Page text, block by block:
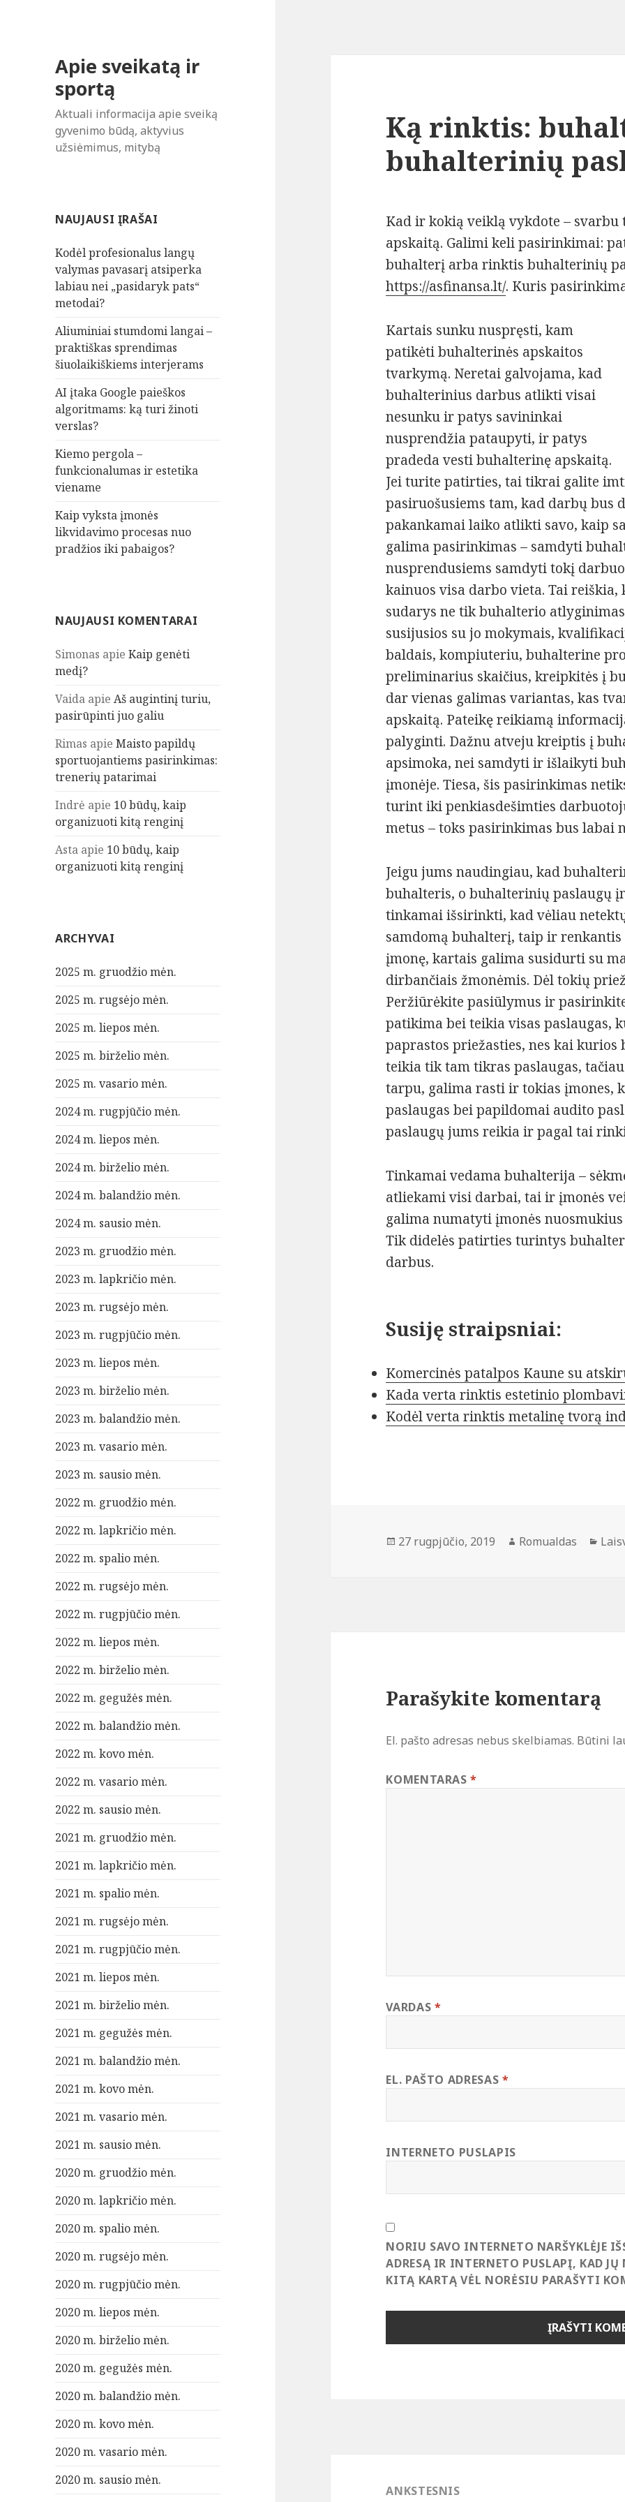
Apie sveikatą ir
sportą
Aktuali informacija apie sveiką
gyvenimo būdą, aktyvius
užsiėmimus, mitybą
NAUJAUSI ĮRAŠAI
Kodėl profesionalus langų
valymas pavasarį atsiperka
labiau nei „pasidaryk pats“
metodai?
Aliuminiai stumdomi langai –
praktiškas sprendimas
šiuolaikiškiems interjerams
AI įtaka Google paieškos
algoritmams: ką turi žinoti
verslas?
Kiemo pergola –
funkcionalumas ir estetika
viename
Kaip vyksta įmonės
likvidavimo procesas nuo
pradžios iki pabaigos?
NAUJAUSI KOMENTARAI
Simonas apieKaip genėti
medį?
Vaida apieAš augintinį turiu,
pasirūpinti juo galiu
Rimas apieMaisto papildų
sportuojantiems pasirinkimas:
trenerių patarimai
Indrė apie 10 būdų, kaip
organizuoti kitą renginį
Asta apie 10 būdų, kaip
organizuoti kitą renginį
ARCHYVAI
2025 m. gruodžio mėn.
2025 m. rugsėjo mėn.
2025 m. liepos mėn.
2025 m. birželio mėn.
2025 m. vasario mėn.
2024 m. rugpjūčio mėn.
2024 m. liepos mėn.
2024 m. birželio mėn.
2024 m. balandžio mėn.
2024 m. sausio mėn.
2023 m. gruodžio mėn.
2023 m. lapkričio mėn.
2023 m. rugsėjo mėn.
2023 m. rugpjūčio mėn.
2023 m. liepos mėn.
2023 m. birželio mėn.
2023 m. balandžio mėn.
2023 m. vasario mėn.
2023 m. sausio mėn.
2022 m. gruodžio mėn.
2022 m. lapkričio mėn.
2022 m. spalio mėn.
2022 m. rugsėjo mėn.
2022 m. rugpjūčio mėn.
2022 m. liepos mėn.
2022 m. birželio mėn.
2022 m. gegužės mėn.
2022 m. balandžio mėn.
2022 m. kovo mėn.
2022 m. vasario mėn.
2022 m. sausio mėn.
2021 m. gruodžio mėn.
2021 m. lapkričio mėn.
2021 m. spalio mėn.
2021 m. rugsėjo mėn.
2021 m. rugpjūčio mėn.
2021 m. liepos mėn.
2021 m. birželio mėn.
2021 m. gegužės mėn.
2021 m. balandžio mėn.
2021 m. kovo mėn.
2021 m. vasario mėn.
2021 m. sausio mėn.
2020 m. gruodžio mėn.
2020 m. lapkričio mėn.
2020 m. spalio mėn.
2020 m. rugsėjo mėn.
2020 m. rugpjūčio mėn.
2020 m. liepos mėn.
2020 m. birželio mėn.
2020 m. gegužės mėn.
2020 m. balandžio mėn.
2020 m. kovo mėn.
2020 m. vasario mėn.
2020 m. sausio mėn.
Ką rinktis:
buhalterinių
Kad ir kokią veiklą vykdote –
apskaitą. Galimi keli pasirinkimai:
buhalterį arba rinktis buhalterinių
https://asfinansa.lt/. Kuris
Kartais sunku nuspręsti, kam
patikėti buhalterinės apskaitos
tvarkymą. Neretai galvojama, kad
buhalterinius darbus atlikti visai
nesunku ir patys savininkai
nusprendžia pataupyti, ir patys
pradeda vesti buhalterinę apskaitą.
Jei turite patirties, tai tikrai galite
pasiruošusiems tam, kad darbų bus
pakankamai laiko atlikti savo, kaip
galima pasirinkimas – samdyti
nusprendusiems samdyti tokį
kainuos visa darbo vieta. Tai
sudarys ne tik buhalterio
susijusios su jo mokymais,
baldais, kompiuteriu, buhalterine
preliminarius skaičius, kreipkitės į
dar vienas galimas variantas, kas
apskaitą. Pateikę reikiamą
palyginti. Dažnu atveju kreiptis į
apsimoka, nei samdyti ir išlaikyti
įmonėje. Tiesa, šis pasirinkimas
turint iki penkiasdešimties
metus – toks pasirinkimas bus labai
Jeigu jums naudingiau, kad
buhalteris, o buhalterinių paslaugų
tinkamai išsirinkti, kad vėliau
samdomą buhalterį, taip ir
įmonę, kartais galima susidurti su
dirbančiais žmonėmis. Dėl tokių
Peržiūrėkite pasiūlymus ir
patikima bei teikia visas paslaugas,
paprastos priežasties, nes kai
teikia tik tam tikras paslaugas,
tarpu, galima rasti ir tokias įmones,
paslaugas bei papildomai audito
paslaugų jums reikia ir pagal tai
Tinkamai vedama buhalterija –
atliekami visi darbai, tai ir įmonės
galima numatyti įmonės
Tik didelės patirties turintys
darbus.
Susiję straipsniai:
Komercinės patalpos Kaune su
Kada verta rinktis estetinio
Kodėl verta rinktis metalinę tvorą
Paskelbta
27 rugpjūčio, 2019 Autorius
Romualdas
Parašykite komentarą
El. pašto adresas nebus skelbiamas. Būtini
KOMENTARAS*
VARDAS *
EL. PAŠTO ADRESAS *
INTERNETO PUSLAPIS
NORIU SAVO INTERNETO NARŠYKLĖJE
ADRESĄ IR INTERNETO PUSLAPĮ, KAD
KITĄ KARTĄ VĖL NORĖSIU PARAŠYTI
ANKSTESNIS